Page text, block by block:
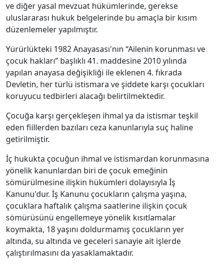
ve diğer yasal mevzuat hükümlerinde, gerekse
uluslararası hukuk belgelerinde bu amaçla bir kısım
düzenlemeler yapılmıştır.
Yürürlükteki 1982 Anayasası'nın “Ailenin korunması ve
çocuk hakları” başlıklı 41. maddesine 2010 yılında
yapılan anayasa değişikliği ile eklenen 4. fıkrada
Devletin, her türlü istismara ve şiddete karşı çocukları
koruyucu tedbirleri alacağı belirtilmektedir.
Çocuğa karşı gerçekleşen ihmal ya da istismar teşkil
eden fiillerden bazıları ceza kanunlarıyla suç haline
getirilmiştir.
İç hukukta çocuğun ihmal ve istismardan korunmasına
yönelik kanunlardan biri de çocuk emeğinin
sömürülmesine ilişkin hükümleri dolayısıyla İş
Kanunu'dur. İş Kanunu çocukların çalışma yaşına,
çocuklara haftalık çalışma saatlerine ilişkin çocuk
sömürüsünü engellemeye yönelik kısıtlamalar
koymakta, 18 yaşını doldurmamış çocukların yer
altında, su altında ve geceleri sanayie ait işlerde
çalıştırılmasını da yasaklamaktadır.